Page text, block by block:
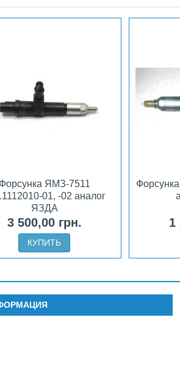
Форсунка ЯМЗ-7511
01, -02 аналог
ЯЗДА
3 500,00 грн.
КУПИТЬ
1